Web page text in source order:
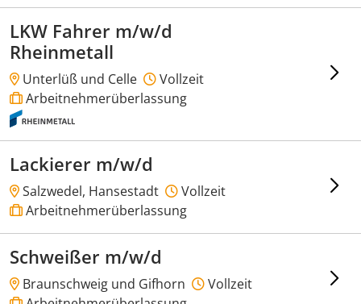
LKW Fahrer m/w/d
Rheinmetall
Unterlüß und Celle
Vollzeit
Arbeitnehmerüberlassung
Lackierer m/w/d
Salzwedel, Hansestadt
Vollzeit
Arbeitnehmerüberlassung
Schweißer m/w/d
Braunschweig und Gifhorn
Vollzeit